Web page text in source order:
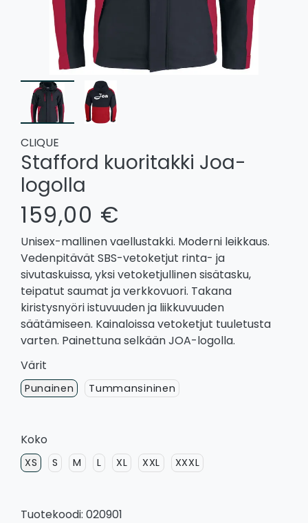
CLIQUE
Stafford kuoritakki Joa-
logolla
159,00 €
Unisex-mallinen vaellustakki. Moderni leikkaus.
Vedenpitävät SBS-vetoketjut rinta- ja
sivutaskuissa, yksi vetoketjullinen sisätasku,
teipatut saumat ja verkkovuori. Takana
kiristysnyöri istuvuuden ja liikkuvuuden
säätämiseen. Kainaloissa vetoketjut tuuletusta
varten. Painettuna selkään JOA-logolla.
Värit
Punainen Tummansininen
Koko
XS S M L XL XXL XXXL
Tuotekoodi: 020901